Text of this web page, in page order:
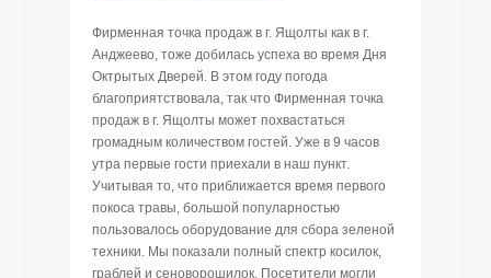
Фирменная точка продаж в г. Ящолты как в г.
Анджеево, тоже добилась успеха во время Дня
Октрытых Дверей. В этом году погода
благоприятствовала, так что Фирменная точка
продаж в г. Ящолты может похвастаться
громадным количеством гостей. Уже в 9 часов
утра первые гости приехали в наш пункт.
Учитывая то, что приближается время первого
покоса травы, большой популарностью
пользовалось оборудование для сбора зеленой
техники. Мы показали полный спектр косилок,
граблей и сеноворошилок. Посетители могли